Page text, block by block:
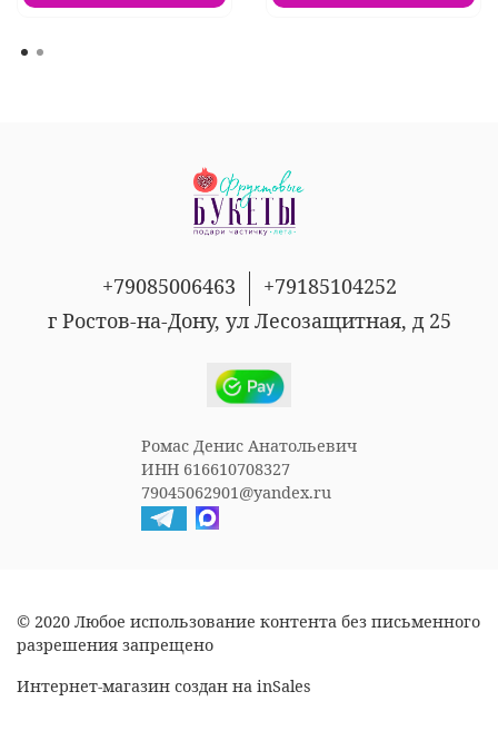
+79085006463
+79185104252
г Ростов-на-Дону, ул Лесозащитная, д 25
Ромас Денис Анатольевич
ИНН 616610708327
79045062901@yandex.ru
© 2020 Любое использование контента без письменного
разрешения запрещено
Интернет-магазин создан на inSales